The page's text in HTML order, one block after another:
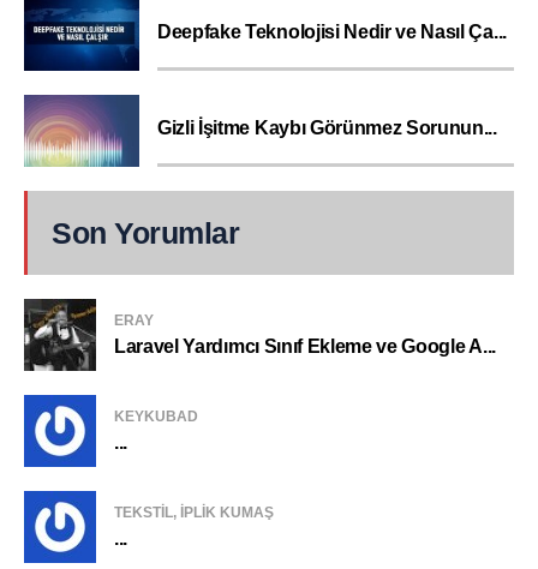
Deepfake Teknolojisi Nedir ve Nasıl Ça...
Gizli İşitme Kaybı Görünmez Sorunun...
Son Yorumlar
ERAY
Laravel Yardımcı Sınıf Ekleme ve Google A...
KEYKUBAD
...
TEKSTIL, IPLIK KUMAŞ
...